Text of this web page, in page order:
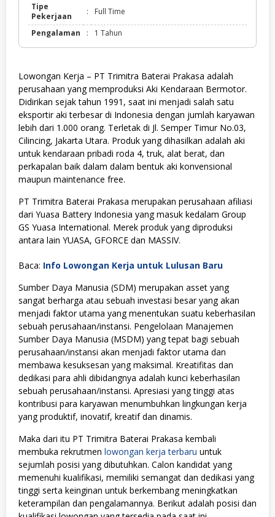
Tipe
Pekerjaan
: Full Time
Pengalaman : 1 Tahun
Lowongan Kerja – PT Trimitra Baterai Prakasa adalah
perusahaan yang memproduksi Aki Kendaraan Bermotor.
Didirikan sejak tahun 1991, saat ini menjadi salah satu
eksportir aki terbesar di Indonesia dengan jumlah karyawan
lebih dari 1.000 orang. Terletak di Jl. Semper Timur No.03,
Cilincing, Jakarta Utara. Produk yang dihasilkan adalah aki
untuk kendaraan pribadi roda 4, truk, alat berat, dan
perkapalan baik dalam dalam bentuk aki konvensional
maupun maintenance free.
PT Trimitra Baterai Prakasa merupakan perusahaan afiliasi
dari Yuasa Battery Indonesia yang masuk kedalam Group
GS Yuasa International. Merek produk yang diproduksi
antara lain YUASA, GFORCE dan MASSIV.
Baca: Info Lowongan Kerja untuk Lulusan Baru
Sumber Daya Manusia (SDM) merupakan asset yang
sangat berharga atau sebuah investasi besar yang akan
menjadi faktor utama yang menentukan suatu keberhasilan
sebuah perusahaan/instansi. Pengelolaan Manajemen
Sumber Daya Manusia (MSDM) yang tepat bagi sebuah
perusahaan/instansi akan menjadi faktor utama dan
membawa kesuksesan yang maksimal. Kreatifitas dan
dedikasi para ahli dibidangnya adalah kunci keberhasilan
sebuah perusahaan/instansi. Apresiasi yang tinggi atas
kontribusi para karyawan menumbuhkan lingkungan kerja
yang produktif, inovatif, kreatif dan dinamis.
Maka dari itu PT Trimitra Baterai Prakasa kembali
membuka rekrutmen lowongan kerja terbaru untuk
sejumlah posisi yang dibutuhkan. Calon kandidat yang
memenuhi kualifikasi, memiliki semangat dan dedikasi yang
tinggi serta keinginan untuk berkembang meningkatkan
keterampilan dan pengalamannya. Berikut adalah posisi dan